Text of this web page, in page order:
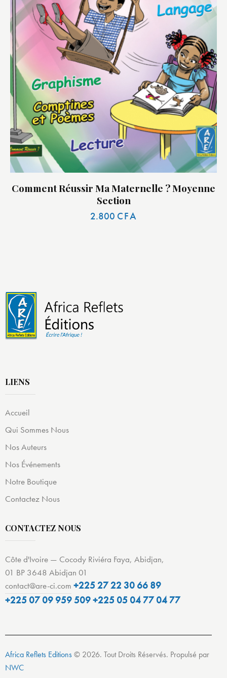
Comment Réussir Ma Maternelle ? Moyenne
Section
2.800 CFA
LIENS
Accueil
Qui Sommes Nous
Nos Auteurs
Nos Événements
Notre Boutique
Contactez Nous
CONTACTEZ NOUS
Côte d'Ivoire — Cocody Riviéra Faya, Abidjan,
01 BP 3648 Abidjan 01
contact@are-ci.com +225 27 22 30 66 89
+225 07 09 959 509+225 05 04 77 04 77
Africa Reflets Editions© 2026. Tout Droits Réservés. Propulsé par
NWC